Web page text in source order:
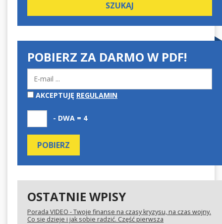
POBIERZ ZA DARMO W PDF!
AKCEPTUJĘ REGULAMIN
- DWA = 4
OSTATNIE WPISY
Porada VIDEO - Twoje finanse na czasy kryzysu, na czas wojny.
Co się dzieje i jak sobie radzić. Część pierwsza